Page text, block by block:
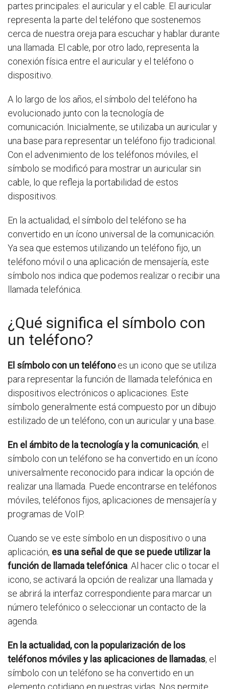
partes principales: el auricular y el cable. El auricular
representa la parte del teléfono que sostenemos
cerca de nuestra oreja para escuchar y hablar durante
una llamada. El cable, por otro lado, representa la
conexión física entre el auricular y el teléfono o
dispositivo.
A lo largo de los años, el símbolo del teléfono ha
evolucionado junto con la tecnología de
comunicación. Inicialmente, se utilizaba un auricular y
una base para representar un teléfono fijo tradicional.
Con el advenimiento de los teléfonos móviles, el
símbolo se modificó para mostrar un auricular sin
cable, lo que refleja la portabilidad de estos
dispositivos.
En la actualidad, el símbolo del teléfono se ha
convertido en un ícono universal de la comunicación.
Ya sea que estemos utilizando un teléfono fijo, un
teléfono móvil o una aplicación de mensajería, este
símbolo nos indica que podemos realizar o recibir una
llamada telefónica.
¿Qué significa el símbolo con
un teléfono?
El símbolo con un teléfonoes un icono que se utiliza
para representar la función de llamada telefónica en
dispositivos electrónicos o aplicaciones. Este
símbolo generalmente está compuesto por un dibujo
estilizado de un teléfono, con un auricular y una base.
En el ámbito de la tecnología y la comunicación, el
símbolo con un teléfono se ha convertido en un ícono
universalmente reconocido para indicar la opción de
realizar una llamada. Puede encontrarse en teléfonos
móviles, teléfonos fijos, aplicaciones de mensajería y
programas de VoIP.
Cuando se ve este símbolo en un dispositivo o una
aplicación, es una señal de que se puede utilizar la
función de llamada telefónica. Al hacer clic o tocar el
icono, se activará la opción de realizar una llamada y
se abrirá la interfaz correspondiente para marcar un
número telefónico o seleccionar un contacto de la
agenda.
En la actualidad, con la popularización de los
teléfonos móviles y las aplicaciones de llamadas, el
símbolo con un teléfono se ha convertido en un